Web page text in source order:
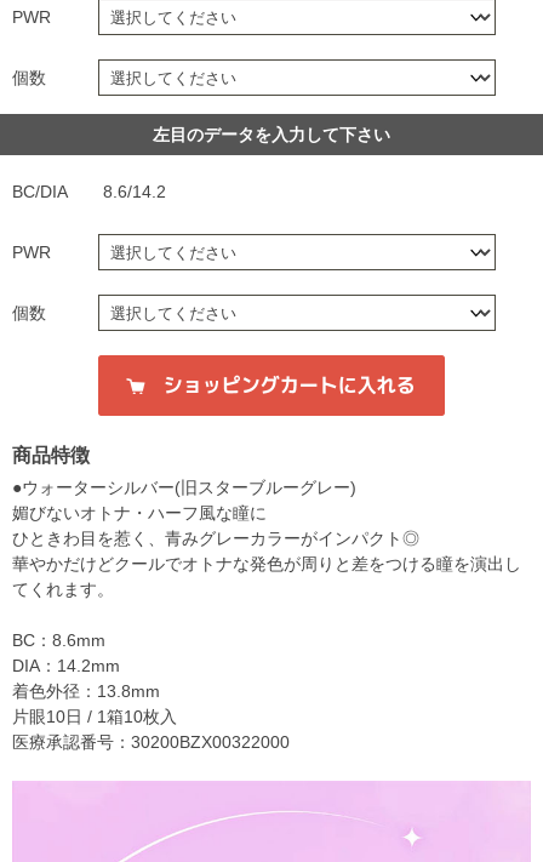
PWR
個数
左目のデータを入力して下さい
BC/DIA 8.6/14.2
PWR
個数
商品特徴
●ウォーターシルバー(旧スターブルーグレー)
媚びないオトナ・ハーフ風な瞳に
ひときわ目を惹く、青みグレーカラーがインパクト◎
華やかだけどクールでオトナな発色が周りと差をつける瞳を演出し
てくれます。
BC：8.6mm
DIA：14.2mm
着色外径：13.8mm
片眼10日 / 1箱10枚入
医療承認番号：30200BZX00322000